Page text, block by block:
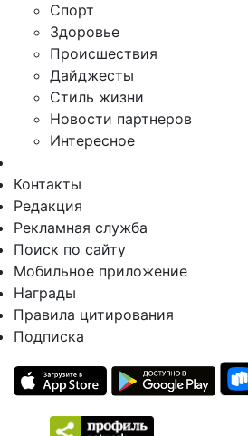
Спорт
Здоровье
Происшествия
Дайджесты
Стиль жизни
Новости партнеров
Интересное
Контакты
Редакция
Рекламная служба
Поиск по сайту
Мобильное приложение
Награды
Правила цитирования
Подписка